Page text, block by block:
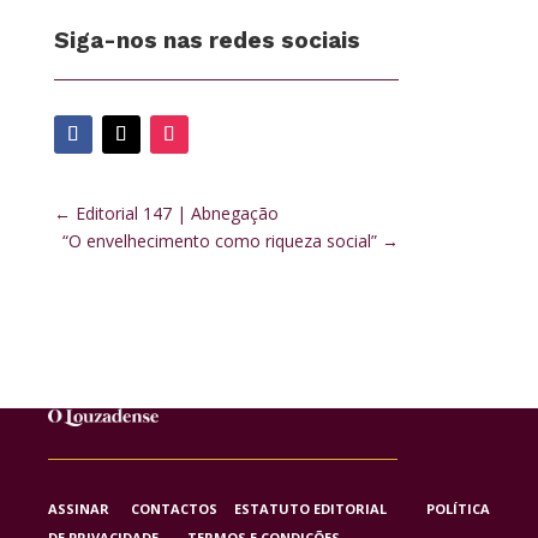
Siga-nos nas redes sociais
← Editorial 147 | Abnegação
“O envelhecimento como riqueza social”→
ASSINAR CONTACTOS ESTATUTO EDITORIAL POLÍTICA